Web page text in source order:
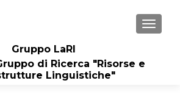
Gruppo LaRI
Gruppo di Ricerca "Risorse e
Linguistiche"